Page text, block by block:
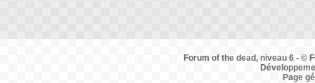
Forum of the dead, niveau 6 - ©
Page